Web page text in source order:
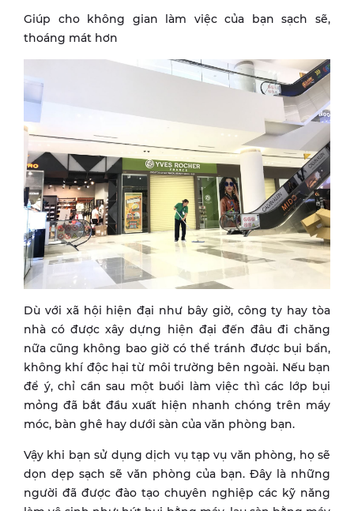
Giúp cho không gian làm việc của bạn sạch sẽ,
thoáng mát hơn
Dù với xã hội hiện đại như bây giờ, công ty hay tòa
nhà có được xây dựng hiện đại đến đâu đi chăng
nữa cũng không bao giờ có thể tránh được bụi bẩn,
không khí độc hại từ môi trường bên ngoài. Nếu bạn
để ý, chỉ cần sau một buổi làm việc thì các lớp bụi
mỏng đã bắt đầu xuất hiện nhanh chóng trên máy
móc, bàn ghê hay dưới sàn của văn phòng bạn.
Vậy khi bạn sử dụng dịch vụ tạp vụ văn phòng, họ sẽ
dọn dẹp sạch sẽ văn phòng của bạn. Đây là những
người đã được đào tạo chuyên nghiệp các kỹ năng